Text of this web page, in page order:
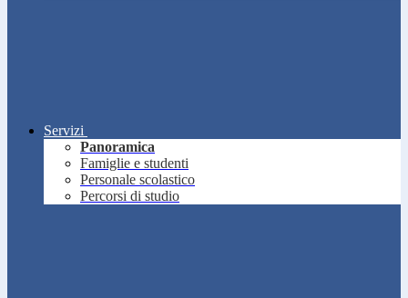
Servizi
Panoramica
Famiglie e studenti
Personale scolastico
Percorsi di studio